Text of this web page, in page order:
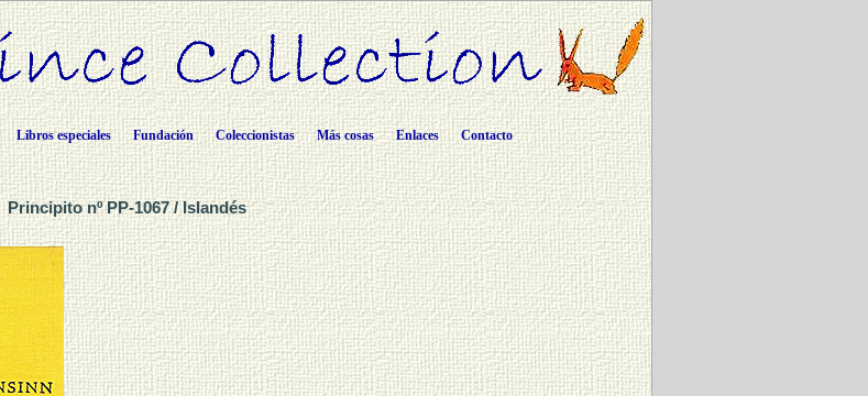
Libros especiales Fundación Coleccionistas Más cosas Enlaces Contacto
Principito nº PP-1067 / Islandés